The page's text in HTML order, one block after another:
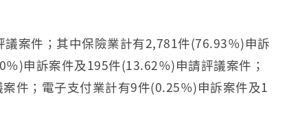
案件；其中保險業計有2,781件(76.93％)申訴
)申訴案件及195件(13.62％)申請評議案件；
件；電子支付業計有9件(0.25％)申訴案件及1